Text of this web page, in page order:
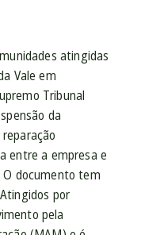
atingidas
Vale em
Tribunal
da
entre a empresa e
O documento tem
por
pela